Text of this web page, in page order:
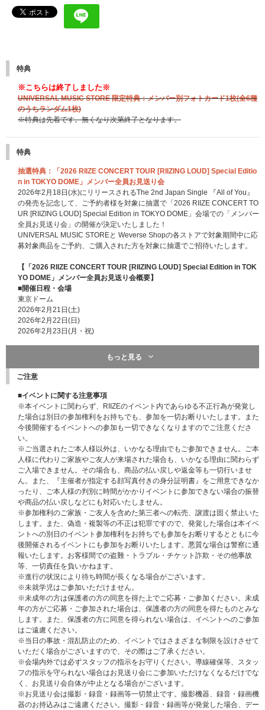
特典
※こちらは終了しました※
UNIVERSAL MUSIC STORE 限定特典：メンバー別フォトカード1枚(全6種
のうちランダム1枚)
※特典は先着です。無くなり次第終了となります。
特典
抽選特典：「2026 RIIZE CONCERT TOUR [RIIZING LOUD] Special Editio
n in TOKYO DOME」メンバー全員お見送り会
2026年2月18日(水)にリリースされるThe 2nd Japan Single 『All of You』
の発売を記念して、ご予約者様を対象に抽選で「2026 RIIZE CONCERT TO
UR [RIIZING LOUD] Special Edition in TOKYO DOME」会場での「メンバー
全員お見送り会」の開催が決定いたしました！
UNIVERSAL MUSIC STOREと Weverse Shopの各ストアで対象期間中に応
募対象商品をご予約、ご購入された方を対象に抽選でご招待いたします。
【「2026 RIIZE CONCERT TOUR [RIIZING LOUD] Special Edition in TOK
YO DOME」メンバー全員お見送り会概要】
■開催日程・会場
東京ドーム
2026年2月21日(土)
2026年2月22日(日)
2026年2月23日(月・祝)
■メンバー全員お見送り会 各日100名様(合計300名様)
※「2026 RIIZE CONCERT TOUR [RIIZING LOUD] Special Edition in TOKY
O DOME」会場にてライブ終演後にメンバー全員によるお見送り会にご参加
※ライブチケットをお持ちでない方もご応募いただけます。
※参加メンバーは予告なく変更になる場合がございます。あらかじめご了承
ください。
※お見送り会の開始時間が遅くなる場合もございますので、ご帰宅の交通機
関などはご自身でご判断ください。
※開始が遅延した場合のお客様の帰路(終電時刻等)については一切の責任を
負いかねますので、あらかじめご了承ください。
※未成年の方が参加される場合は、各地域の条例に従って、保護者の方の同
意の上でご参加ください。未成年の方がご参加された場合は、保護者の方の
同意を得たものとみなします。ご家族のご同伴・係員の付き添い等はできま
せん。
※ご同伴者の参加はできません。ご事情がある場合は事前にスタッフにお申
し出ください。
※やむを得ない事情により、イベント内容やメンバーの変更、または中止に
なる場合もございます。変更・中止に伴うご予約・ご購入商品のキャンセ
ル・返品・返金はお受けできません。また、日程の振替等もございませんの
でご了承ください。
※当選者ご本人様都合による不参加の場合も、ご予約・ご購入商品のキャン
セル・返品・返金はできません。
※注意事項および参加条件に従っていただけない場合、イベントへの参加を
お断りすることがございますので、あらかじめご了承の上ご参加ください。
■応募期間
【1回目】2025年12月22日(月)18:00～2026年1月4日(日)23:59
★当選発表：2026年1月13日(火)20:00以降順次
【2回目】2026年1月5日(月)0:00～2026年1月14日(水)17:59
★当選発表：2026年1月22日(木)20:00以降順次
※UNIVERSAL MUSIC STOREとWeverse Shopの各ストアで抽選を行うた
め、両ストアで同一公演日に応募した場合、重複当選の可能性がございま
もっと見る
ご注意
■イベントに関する注意事項
※本イベントに関わらず、RIIZEのイベント内であらゆる不正行為が発覚し
た場合は別日の参加権利をお持ちでも、参加を一切お断りいたします。また
今後開催するイベントへの参加も一切できなくなりますのでご注意くださ
い。
※ご当選されたご本人様以外は、いかなる理由でもご参加できません。ご本
人様に代わりご家族やご友人が来場された場合も、いかなる理由に関わらず
ご入場できません。その場合も、商品の払い戻しや返金等も一切行いませ
ん。また、『主催者が指定する顔写真付きの身分証明書』をご用意できなか
ったり、ご本人様の判別に時間がかかりイベントに参加できない場合の振替
や商品の払い戻しなどにも対応いたしません。
※参加権利のご家族・ご友人を含めた第三者への転売、譲渡は固く禁止いた
します。また、偽造・複製等の不正は犯罪ですので、発覚した場合は本イベ
ントへの別日のイベント参加権利をお持ちでも参加をお断りするとともに今
後開催されるイベントにも参加をお断りいたします。悪質な場合は警察に通
報いたします。お客様間での盗難・トラブル・チケット詐欺・その他事故
等、一切責任を負いかねます。
※進行の状況により待ち時間が長くなる場合がございます。
※未就学児はご参加いただけません。
※未成年の方は保護者の方の同意を得た上でご応募・ご参加ください。未成
年の方がご応募・ご参加された場合は、保護者の方の同意を得たものとみな
します。また、保護者の方に同意を得られない場合は、イベントへのご参加
はご遠慮ください。
※当日の事故・混乱防止のため、イベントではさまざまな制限を設けさせて
いただく場合がございますので、その際はご了承ください。
※会場内外では必ずスタッフの指示をお守りください。導線確保等、スタッ
フの指示を守られない場合はお見送り会にご参加いただけなくなるだけでな
く、お見送り会自体が中止となる場合がございます。
※お見送り会は撮影・録音・録画等一切禁止です。撮影機器、録音・録画機
器のお持込みはご遠慮ください。撮影・録音・録画等が発覚した場合、デー